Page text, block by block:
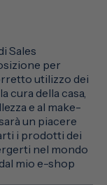
Sales
per
utilizzo dei
cura della casa,
e al make-
un piacere
i prodotti dei
nel mondo
mio e-shop